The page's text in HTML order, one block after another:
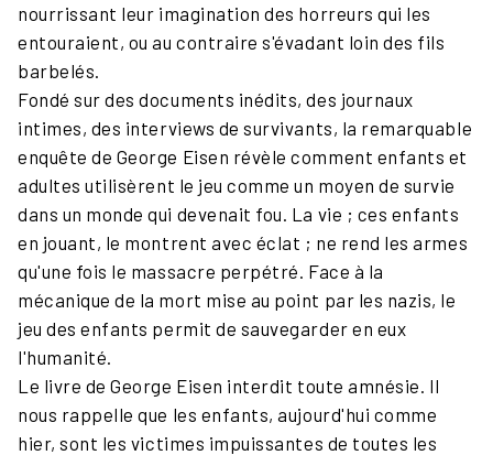
nourrissant leur imagination des horreurs qui les
entouraient, ou au contraire s'évadant loin des fils
barbelés.
Fondé sur des documents inédits, des journaux
intimes, des interviews de survivants, la remarquable
enquête de George Eisen révèle comment enfants et
adultes utilisèrent le jeu comme un moyen de survie
dans un monde qui devenait fou. La vie ; ces enfants
en jouant, le montrent avec éclat ; ne rend les armes
qu'une fois le massacre perpétré. Face à la
mécanique de la mort mise au point par les nazis, le
jeu des enfants permit de sauvegarder en eux
l'humanité.
Le livre de George Eisen interdit toute amnésie. Il
nous rappelle que les enfants, aujourd'hui comme
hier, sont les victimes impuissantes de toutes les